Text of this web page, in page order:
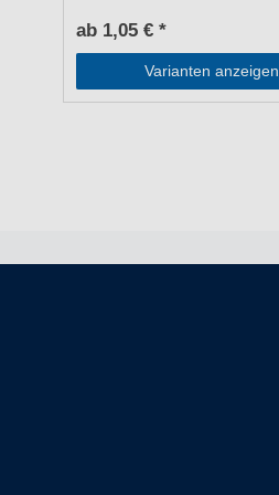
ab 1,05 € *
Varianten anzeigen